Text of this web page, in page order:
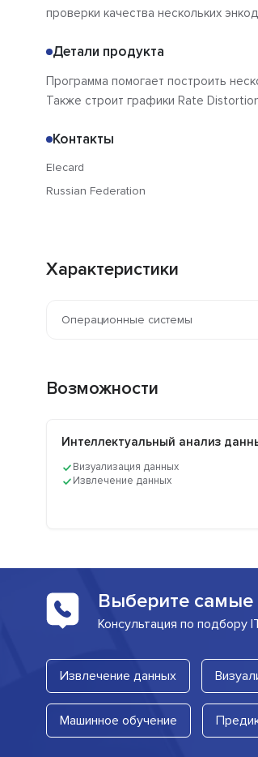
проверки качества нескольких
Детали продукта
Программа помогает построить
Также строит графики Rate
Контакты
Elecard
Russian Federation
Характеристики
Операционные системы
Возможности
Интеллектуальный анализ
Визуализация данных
Извлечение данных
Выберите
Консультация по подбору
Извлечение данных
Машинное обучение